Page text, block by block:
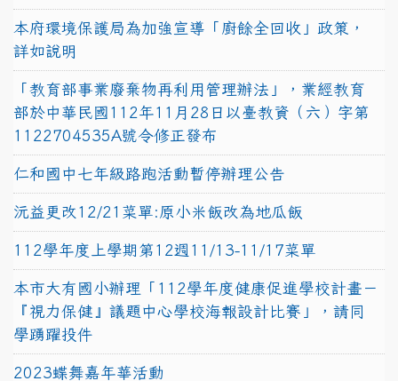
本府環境保護局為加強宣導「廚餘全回收」政策，
詳如說明
「教育部事業廢棄物再利用管理辦法」，業經教育
部於中華民國112年11月28日以臺教資（六）字第
1122704535A號令修正發布
仁和國中七年級路跑活動暫停辦理公告
沅益更改12/21菜單:原小米飯改為地瓜飯
112學年度上學期第12週11/13-11/17菜單
本市大有國小辦理「112學年度健康促進學校計畫－
『視力保健』議題中心學校海報設計比賽」，請同
學踴躍投件
2023蝶舞嘉年華活動